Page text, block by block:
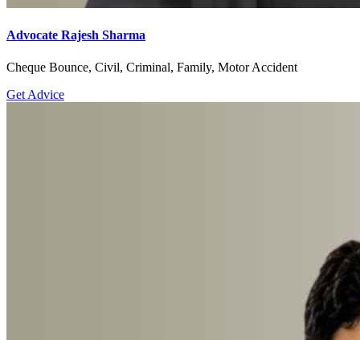
Advocate Rajesh Sharma
Cheque Bounce, Civil, Criminal, Family, Motor Accident
Get Advice